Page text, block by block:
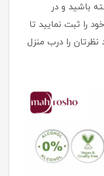
باشید و در
را ثبت نمایید تا
نظرتان را درب منزل